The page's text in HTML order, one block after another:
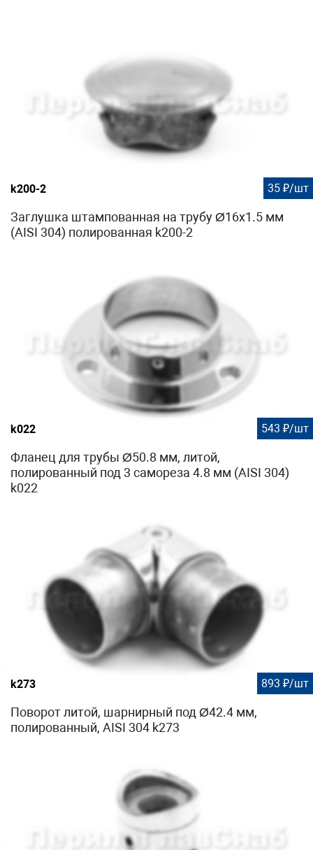
k200-2 35 ₽/шт
Заглушка штампованная на трубу Ø16x1.5 мм
(AISI 304) полированная k200-2
k022 543 ₽/шт
Фланец для трубы Ø50.8 мм, литой,
полированный под 3 самореза 4.8 мм (AISI 304)
k022
k273 893 ₽/шт
Поворот литой, шарнирный под Ø42.4 мм,
полированный, AISI 304 k273